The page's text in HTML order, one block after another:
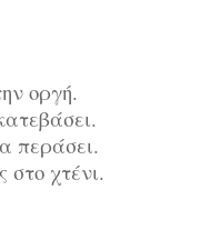
οργή.
περάσει.
στο χτένι.